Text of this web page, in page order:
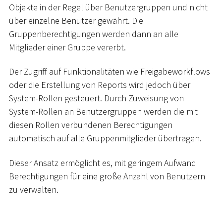
Objekte in der Regel über Benutzergruppen und nicht
über einzelne Benutzer gewährt. Die
Gruppenberechtigungen werden dann an alle
Mitglieder einer Gruppe vererbt.
Der Zugriff auf Funktionalitäten wie Freigabeworkflows
oder die Erstellung von Reports wird jedoch über
System-Rollen gesteuert. Durch Zuweisung von
System-Rollen an Benutzergruppen werden die mit
diesen Rollen verbundenen Berechtigungen
automatisch auf alle Gruppenmitglieder übertragen.
Dieser Ansatz ermöglicht es, mit geringem Aufwand
Berechtigungen für eine große Anzahl von Benutzern
zu verwalten.